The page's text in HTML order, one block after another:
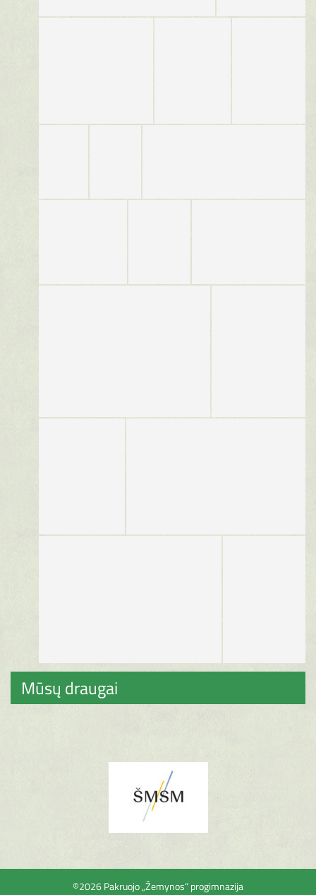
Mūsų draugai
©2026 Pakruojo „Žemynos“ progimnazija